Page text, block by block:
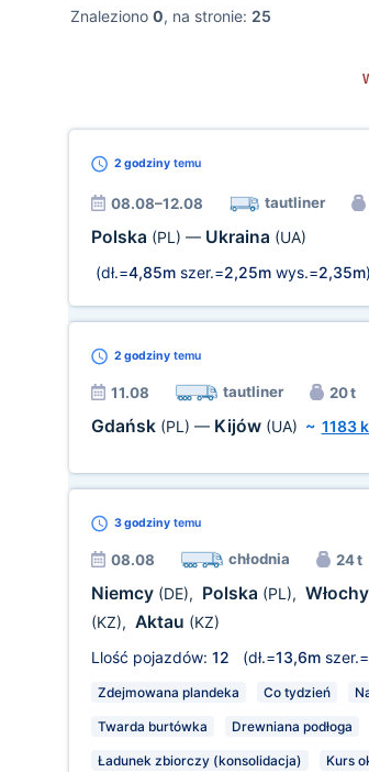
Znaleziono 0, na stronie: 25
2 godzinytemu
08.08–12.08 tautliner
Polska (PL) — Ukraina (UA)
(dł.=4,85mszer.=2,25mwys.=2,35m)
2 godzinytemu
11.08 tautliner 20 t
Gdańsk (PL) — Kijów (UA) ~ 1183
3 godzinytemu
08.08 chłodnia 24 t
Niemcy (DE), Polska (PL), Włochy
(KZ), Aktau (KZ)
Llość pojazdów: 12 (dł.=13,6mszer.=
Zdejmowana plandeka Co tydzień
Twarda burtówka Drewniana podłoga
Ładunek zbiorczy (konsolidacja) Kurs